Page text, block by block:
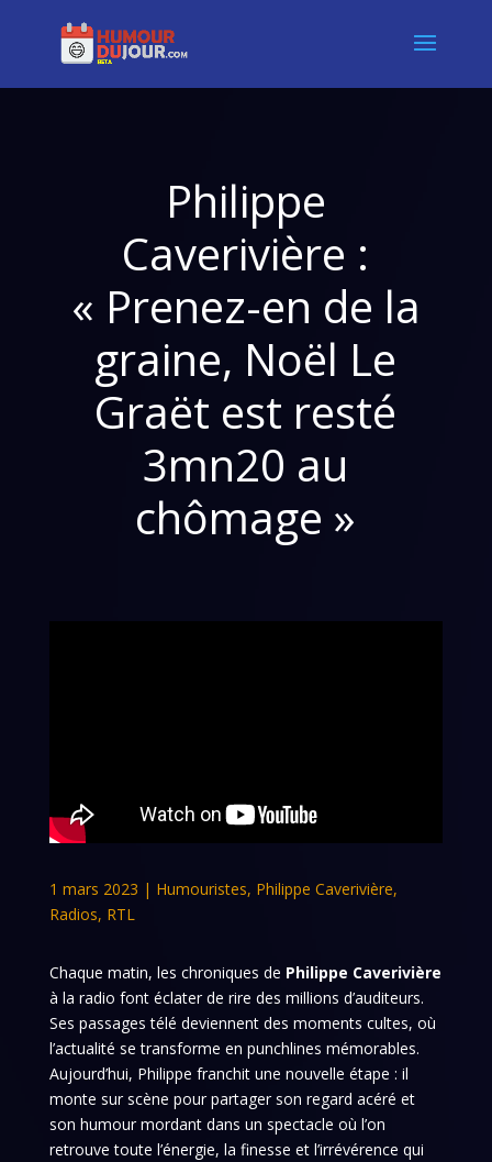
Philippe
Caverivière :
« Prenez-en de la
graine, Noël Le
Graët est resté
3mn20 au
chômage »
1 mars 2023 | Humouristes, Philippe Caverivière,
Radios, RTL
Chaque matin, les chroniques de Philippe Caverivière
à la radio font éclater de rire des millions d’auditeurs.
Ses passages télé deviennent des moments cultes, où
l’actualité se transforme en punchlines mémorables.
Aujourd’hui, Philippe franchit une nouvelle étape : il
monte sur scène pour partager son regard acéré et
son humour mordant dans un spectacle où l’on
retrouve toute l’énergie, la finesse et l’irrévérence qui